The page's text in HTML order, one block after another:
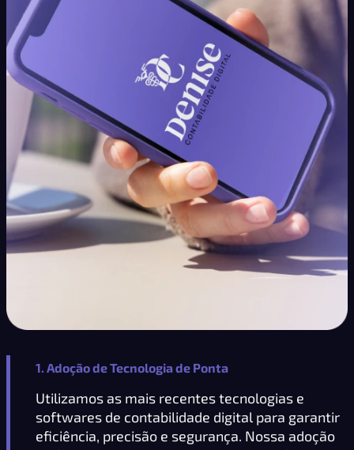
1. Adoção de Tecnologia de Ponta
Utilizamos as mais recentes tecnologias e
softwares de contabilidade digital para garantir
eficiência, precisão e segurança. Nossa adoção